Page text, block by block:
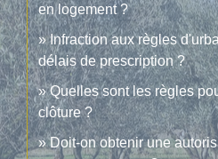
en logement ?
Infraction aux règles
délais de prescription ?
Quelles sont les règles
clôture ?
Doit-on obtenir une